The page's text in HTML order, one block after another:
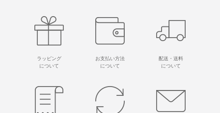
ラッピング
について
お支払い方法
について
配送・送料
について